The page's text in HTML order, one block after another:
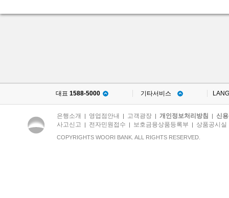
대표 1588-5000 기타서비스
은행소개 | 영업점안내 | 고객광장 | 개인정보처리방침 | 신
사고신고 | 전자민원접수 | 보호금융상품등록부 | 상품공시실
COPYRIGHTS WOORI BANK. ALL RIGHTS RESERVED.